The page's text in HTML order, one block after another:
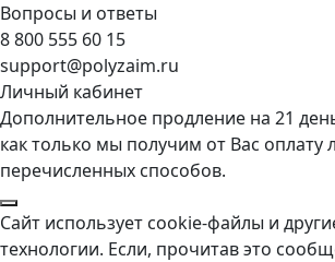
Вопросы и ответы
8 800 555 60 15
support@polyzaim.ru
Личный кабинет
Дополнительное продление на 21
как только мы получим от Вас
перечисленных способов.
Сайт использует cookie-файлы и
технологии. Если, прочитав это